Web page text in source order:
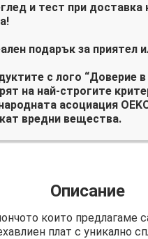
и тест при доставка
подарък за приятел
с лого “Доверие в
на най-строгите
асоциация
вредни вещества.
Описание
които предлагаме
плат с уникално